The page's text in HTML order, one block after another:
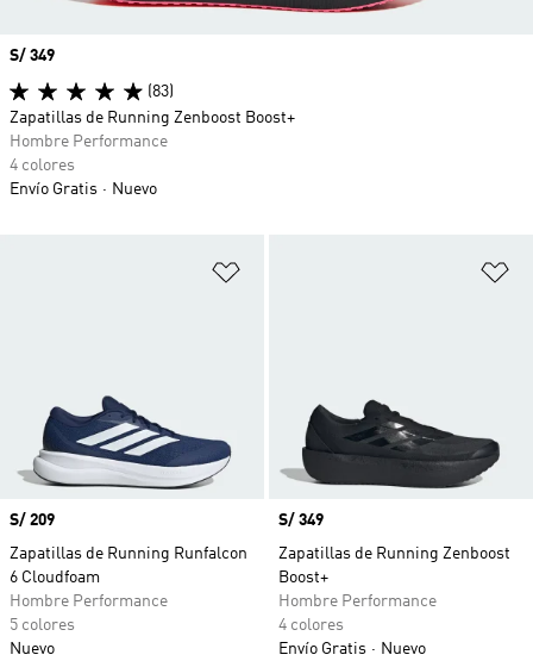
Precio
S/ 209
Zapatillas de Running Runfalcon
6 Cloudfoam
Hombre Performance
5 colores
Nuevo
Precio
S/ 349
Zapatillas de Running Zenboost
Boost+
Hombre Performance
4 colores
Envío Gratis
Nuevo
Precio
S/ 349
(83)
Zapatillas de Running Zenboost Boost+
Hombre Performance
4 colores
Envío Gratis
Nuevo